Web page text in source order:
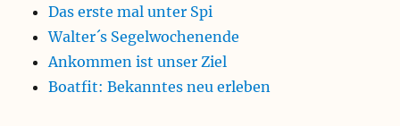
Das erste mal unter Spi
Walter´s Segelwochenende
Ankommen ist unser Ziel
Boatfit: Bekanntes neu erleben